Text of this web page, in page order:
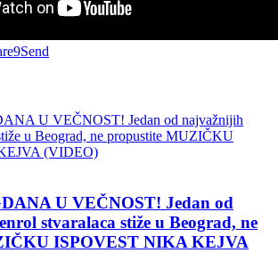
9Send
U VEČNOST! Jedan od
stvaralaca stiže u Beograd, ne
ISPOVEST NIKA KEJVA